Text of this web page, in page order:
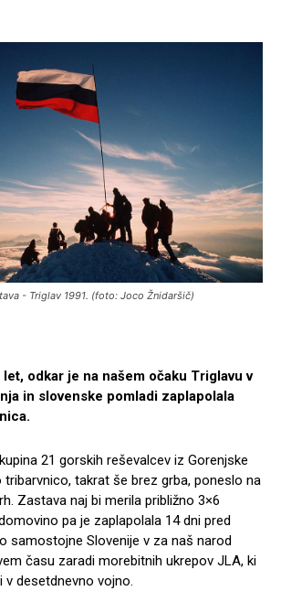
- Triglav 1991. (foto: Joco Žnidaršič)
let, odkar je na našem očaku Triglavu v
in slovenske pomladi zaplapolala
21 gorskih reševalcev iz Gorenjske
takrat še brez grba, poneslo na
Zastava naj bi merila približno 3×6
pa je zaplapolala 14 dni pred
samostojne Slovenije v za naš narod
času zaradi morebitnih ukrepov JLA, ki
v desetdnevno vojno.